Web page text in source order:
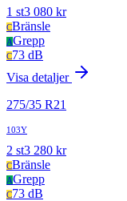
1 st3 080 kr
CBränsle
AGrepp
C73 dB
Visa detaljer
275/35 R21
103Y
2 st3 280 kr
CBränsle
AGrepp
C73 dB